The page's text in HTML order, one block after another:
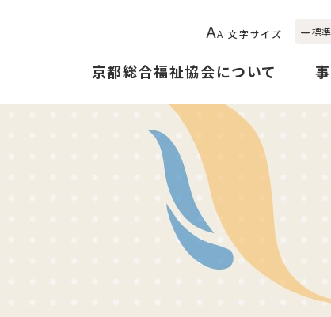
AA 文字サイズ 標準
京都総合福祉協会について